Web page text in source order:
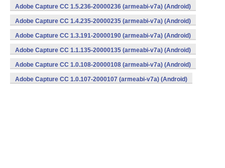
Adobe Capture CC 1.5.236-20000236 (armeabi-v7a) (Android)
Adobe Capture CC 1.4.235-20000235 (armeabi-v7a) (Android)
Adobe Capture CC 1.3.191-20000190 (armeabi-v7a) (Android)
Adobe Capture CC 1.1.135-20000135 (armeabi-v7a) (Android)
Adobe Capture CC 1.0.108-20000108 (armeabi-v7a) (Android)
Adobe Capture CC 1.0.107-2000107 (armeabi-v7a) (Android)